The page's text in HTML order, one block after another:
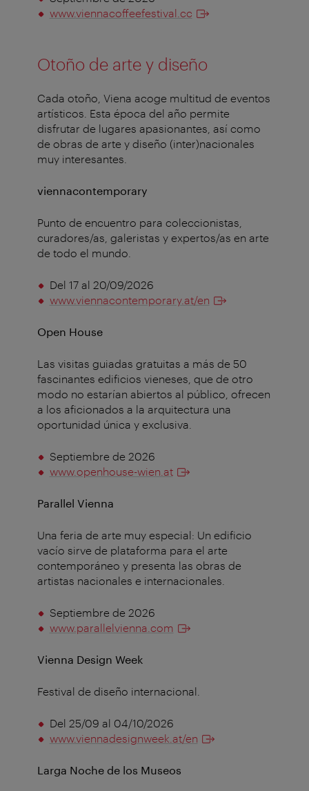
www.viennacoffeefestival.cc
Otoño de arte y diseño
Cada otoño, Viena acoge multitud de eventos
artísticos. Esta época del año permite
disfrutar de lugares apasionantes, así como
de obras de arte y diseño (inter)nacionales
muy interesantes.
viennacontemporary
Punto de encuentro para coleccionistas,
curadores/as, galeristas y expertos/as en arte
de todo el mundo.
Del 17 al 20/09/2026
www.viennacontemporary.at/en
Open House
Las visitas guiadas gratuitas a más de 50
fascinantes edificios vieneses, que de otro
modo no estarían abiertos al público, ofrecen
a los aficionados a la arquitectura una
oportunidad única y exclusiva.
Septiembre de 2026
www.openhouse-wien.at
Parallel Vienna
Una feria de arte muy especial: Un edificio
vacío sirve de plataforma para el arte
contemporáneo y presenta las obras de
artistas nacionales e internacionales.
Septiembre de 2026
www.parallelvienna.com
Vienna Design Week
Festival de diseño internacional.
Del 25/09 al 04/10/2026
www.viennadesignweek.at/en
Larga Noche de los Museos